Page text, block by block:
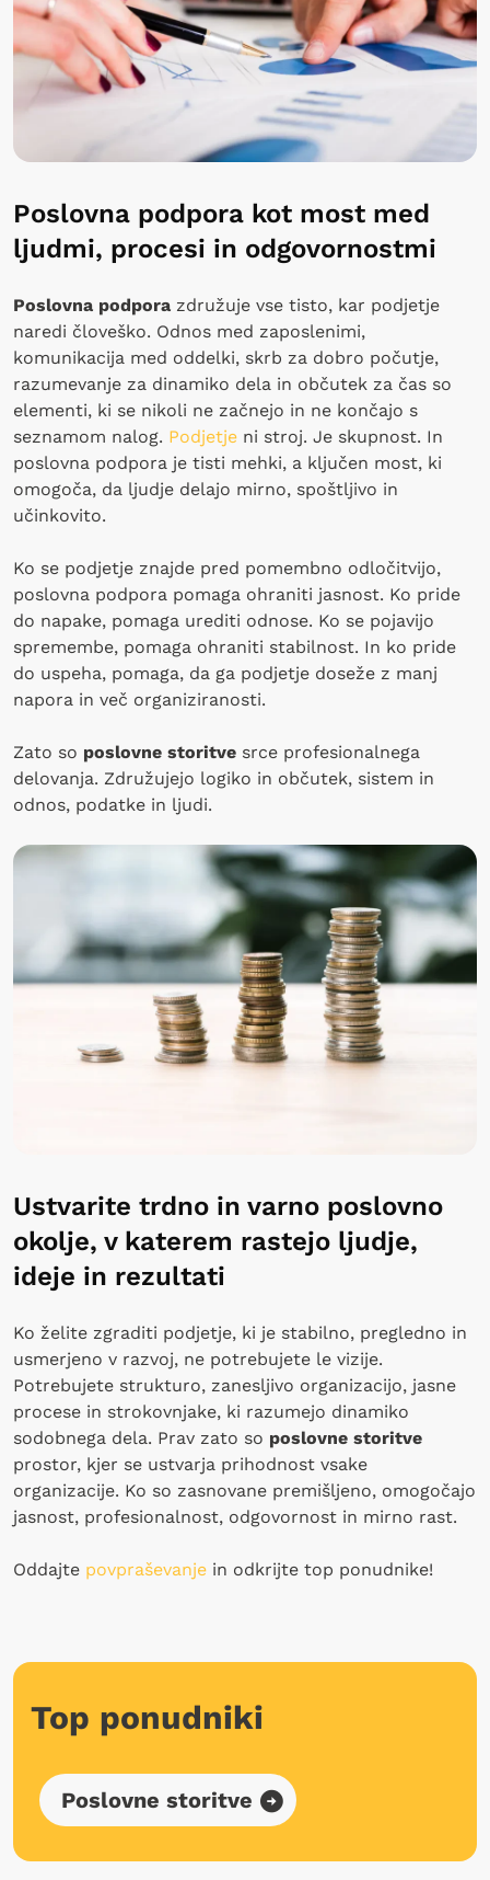
Poslovna podpora kot most med
ljudmi, procesi in odgovornostmi
Poslovna podpora združuje vse tisto, kar podjetje
naredi človeško. Odnos med zaposlenimi,
komunikacija med oddelki, skrb za dobro počutje,
razumevanje za dinamiko dela in občutek za čas so
elementi, ki se nikoli ne začnejo in ne končajo s
seznamom nalog. Podjetje ni stroj. Je skupnost. In
poslovna podpora je tisti mehki, a ključen most, ki
omogoča, da ljudje delajo mirno, spoštljivo in
učinkovito.
Ko se podjetje znajde pred pomembno odločitvijo,
poslovna podpora pomaga ohraniti jasnost. Ko pride
do napake, pomaga urediti odnose. Ko se pojavijo
spremembe, pomaga ohraniti stabilnost. In ko pride
do uspeha, pomaga, da ga podjetje doseže z manj
napora in več organiziranosti.
Zato so poslovne storitve srce profesionalnega
delovanja. Združujejo logiko in občutek, sistem in
odnos, podatke in ljudi.
Ustvarite trdno in varno poslovno
okolje, v katerem rastejo ljudje,
ideje in rezultati
Ko želite zgraditi podjetje, ki je stabilno, pregledno in
usmerjeno v razvoj, ne potrebujete le vizije.
Potrebujete strukturo, zanesljivo organizacijo, jasne
procese in strokovnjake, ki razumejo dinamiko
sodobnega dela. Prav zato so poslovne storitve
prostor, kjer se ustvarja prihodnost vsake
organizacije. Ko so zasnovane premišljeno, omogočajo
jasnost, profesionalnost, odgovornost in mirno rast.
Oddajte povpraševanje in odkrijte top ponudnike!
Top ponudniki
Poslovne storitve